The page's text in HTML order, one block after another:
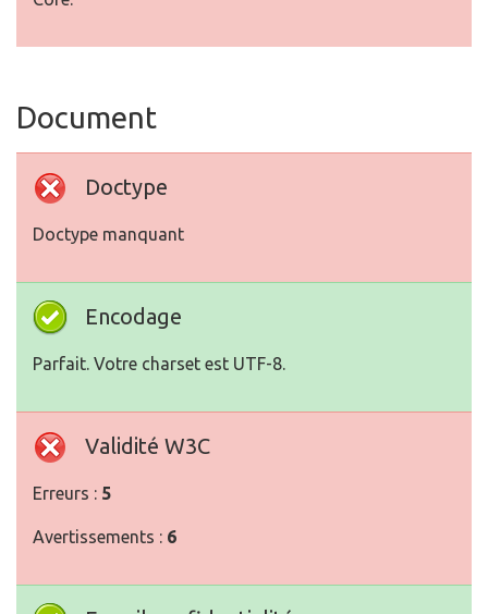
Document
Doctype
Doctype manquant
Encodage
Parfait. Votre charset est UTF-8.
Validité W3C
Erreurs : 5
Avertissements : 6